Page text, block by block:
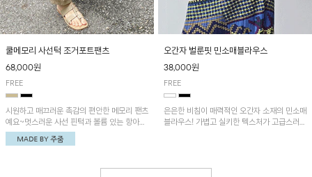
쿨메모리 사선턱 조거포트팬츠
68,000원
FREE
시원하고 매끄러운 촉감의 편안한 메모리 팬츠
예요~멋스러운 사선 핀턱과 볼륨 있는 항아리
핏이 유니크한 아이템!
오간자 벌룬핏 민소매블라우스
38,000원
FREE
은은한 비침이 매력적인 오간자 소재의 민소매
블라우스! 가볍고 실키한 텍스처가 고급스러운